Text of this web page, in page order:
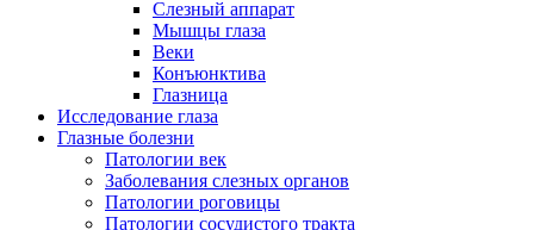
Слезный аппарат
Мышцы глаза
Веки
Конъюнктива
Глазница
Исследование глаза
Глазные болезни
Патологии век
Заболевания слезных органов
Патологии роговицы
Патологии сосудистого тракта